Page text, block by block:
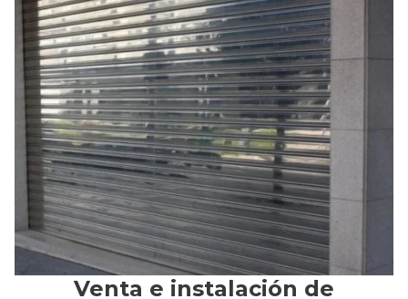
Venta e instalación de